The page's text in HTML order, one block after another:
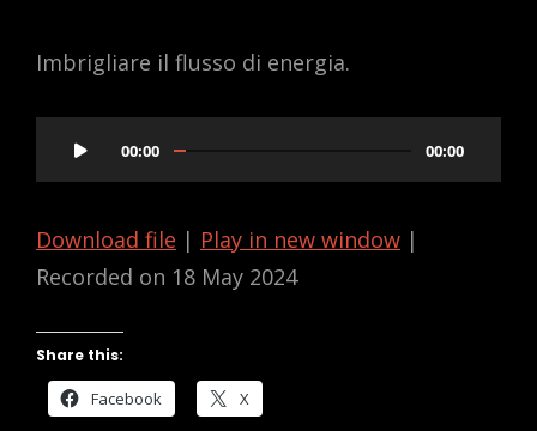
Imbrigliare il flusso di energia.
00:00 00:00
Download file | Play in new window |
Recorded on 18 May 2024
Share this:
Facebook X